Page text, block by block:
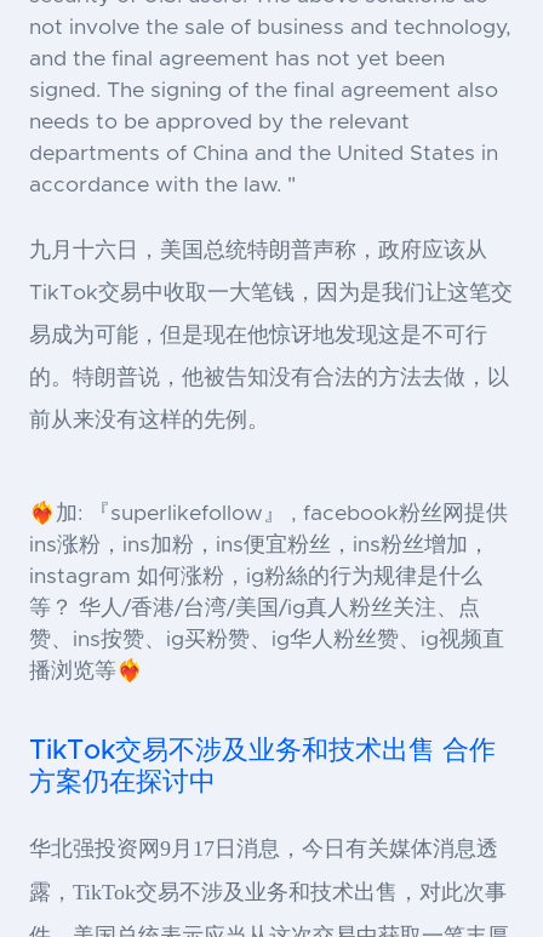
not involve the sale of business and technology,
and the final agreement has not yet been
signed. The signing of the final agreement also
needs to be approved by the relevant
departments of China and the United States in
accordance with the law. "
九月十六日，美国总统特朗普声称，政府应该从
TikTok交易中收取一大笔钱，因为是我们让这笔交
易成为可能，但是现在他惊讶地发现这是不可行
的。特朗普说，他被告知没有合法的方法去做，以
前从来没有这样的先例。
❤️‍🔥加: 『superlikefollow』 , facebook粉丝网提供
ins涨粉，ins加粉，ins便宜粉丝，ins粉丝增加，
instagram 如何涨粉，ig粉絲的行为规律是什么
等？ 华人/香港/台湾/美国/ig真人粉丝关注、点
赞、ins按赞、ig买粉赞、ig华人粉丝赞、ig视频直
播浏览等❤️‍🔥
TikTok交易不涉及业务和技术出售 合作
方案仍在探讨中
华北强投资网9月17日消息，今日有关媒体消息透
露，TikTok交易不涉及业务和技术出售，对此次事